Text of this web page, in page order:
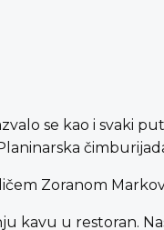
se kao i svaki
Zoranom
kavu u restoran.